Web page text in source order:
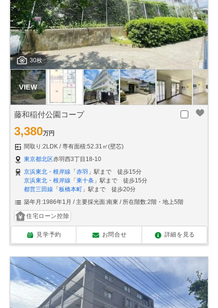
30枚
藤和稲付公園コープ
3,380万円
間取り:2LDK
専有面積:52.31㎡(壁芯)
東京都北区赤羽西3丁目18-10
京浜東北・根岸線 「 赤羽 」駅まで 徒歩15分
京浜東北・根岸線 「 東十条 」駅まで 徒歩15分
都営三田線 「 板橋本町 」駅まで 徒歩20分
築年月:1986年1月
主要採光面:南東 所在階数:2階・地上5階
住宅ローン控除
見学予約 お問合せ 詳細を見る